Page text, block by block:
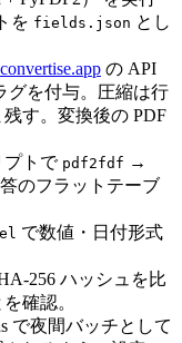
を fields.json とし
convertise.app の API
グを付与。圧縮は行
す。変換後の PDF
プトで pdf2fdf →
のフラットテーブ
で数値・日付形式
ハッシュを比
確認。
で夜間バッチとして